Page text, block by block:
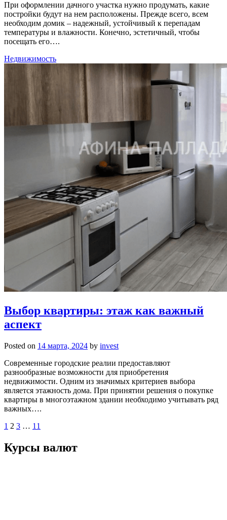
При оформлении дачного участка нужно продумать, какие
постройки будут на нем расположены. Прежде всего, всем
необходим домик – надежный, устойчивый к перепадам
температуры и влажности. Конечно, эстетичный, чтобы
посещать его….
Недвижимость
Выбор квартиры: этаж как важный
аспект
Posted on 14 марта, 2024 by invest
Современные городские реалии предоставляют
разнообразные возможности для приобретения
недвижимости. Одним из значимых критериев выбора
является этажность дома. При принятии решения о покупке
квартиры в многоэтажном здании необходимо учитывать ряд
важных….
Пагинация
записей
1 2 3 … 11
Курсы валют